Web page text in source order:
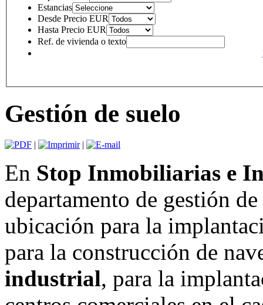
Estancias
Desde Precio EUR
Hasta Precio EUR
Ref. de vivienda o texto
Gestión de suelo
| |
En Stop Inmobiliarias e
departamento de gestión
ubicación para la
para la construcción de
industrial, para la